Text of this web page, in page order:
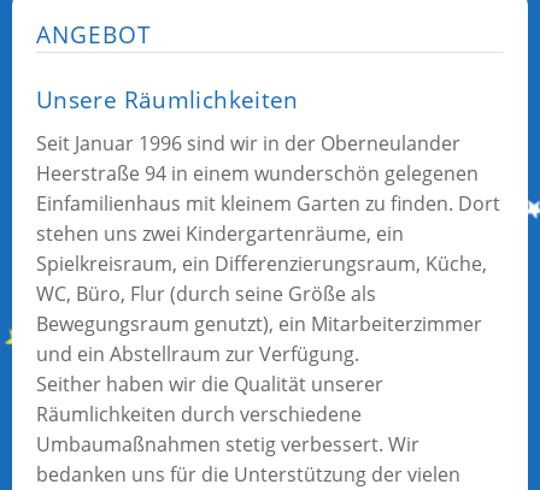
ANGEBOT
Unsere Räumlichkeiten
Seit Januar 1996 sind wir in der Oberneulander
Heerstraße 94 in einem wunderschön gelegenen
Einfamilienhaus mit kleinem Garten zu finden. Dort
stehen uns zwei Kindergartenräume, ein
Spielkreisraum, ein Differenzierungsraum, Küche,
WC, Büro, Flur (durch seine Größe als
Bewegungsraum genutzt), ein Mitarbeiterzimmer
und ein Abstellraum zur Verfügung.
Seither haben wir die Qualität unserer
Räumlichkeiten durch verschiedene
Umbaumaßnahmen stetig verbessert. Wir
bedanken uns für die Unterstützung der vielen